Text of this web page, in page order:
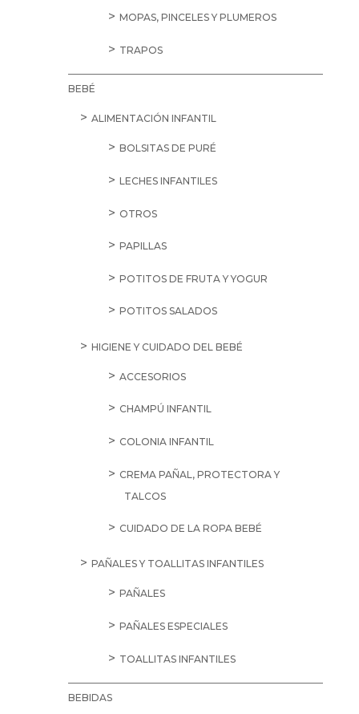
MOPAS, PINCELES Y PLUMEROS
TRAPOS
BEBÉ
ALIMENTACIÓN INFANTIL
BOLSITAS DE PURÉ
LECHES INFANTILES
OTROS
PAPILLAS
POTITOS DE FRUTA Y YOGUR
POTITOS SALADOS
HIGIENE Y CUIDADO DEL BEBÉ
ACCESORIOS
CHAMPÚ INFANTIL
COLONIA INFANTIL
CREMA PAÑAL, PROTECTORA Y
TALCOS
CUIDADO DE LA ROPA BEBÉ
PAÑALES Y TOALLITAS INFANTILES
PAÑALES
PAÑALES ESPECIALES
TOALLITAS INFANTILES
BEBIDAS